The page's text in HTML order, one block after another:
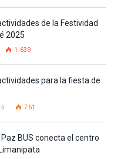
de la Festividad
2025
1.639
para la fiesta de
761
BUS conecta el centro